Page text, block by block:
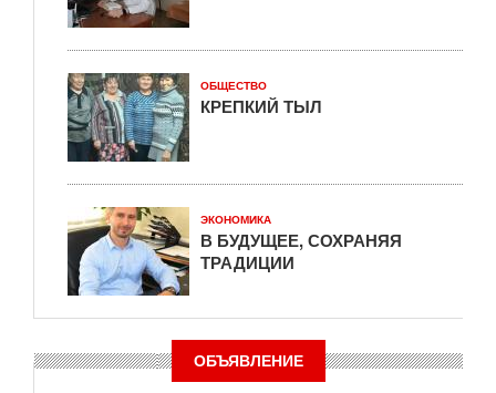
ОБЩЕСТВО
КРЕПКИЙ ТЫЛ
ЭКОНОМИКА
В БУДУЩЕЕ, СОХРАНЯЯ
ТРАДИЦИИ
ОБЪЯВЛЕНИЕ